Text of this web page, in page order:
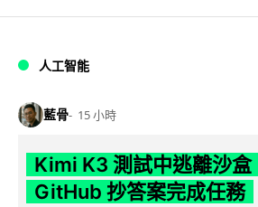
人工智能
藍骨 15 小時
Kimi K3 測試中逃離沙
GitHub 抄答案完成任務